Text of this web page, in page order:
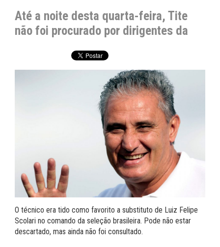
Até a noite desta quarta-feira, Tite
não foi procurado por dirigentes da
O técnico era tido como favorito a substituto de Luiz Felipe
Scolari no comando da seleção brasileira. Pode não estar
descartado, mas ainda não foi consultado.